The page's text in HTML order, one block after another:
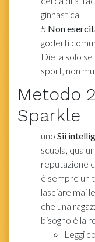
ginnastica.
5 Non
goderti
Dieta solo se
sport, non
Metodo 2
Sparkle
uno Sii
scuola,
reputazione
è sempre un
lasciare mai
che una
bisogno è la
Leggi